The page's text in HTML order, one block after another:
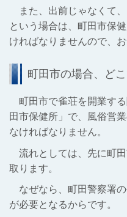
また、出前じゃなくて
という場合は、町田市保
ければなりませんので、お
町田市の場合、ど
町田市で雀荘を開業す
田市保健所」で、風俗営
なければなりません。
流れとしては、先に町
取ります。
なぜなら、町田警察署
が必要となるからです。